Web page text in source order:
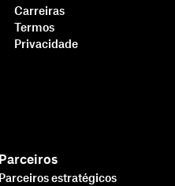
Parceiros
Parceiros estratégicos
Carreiras
Termos
Privacidade